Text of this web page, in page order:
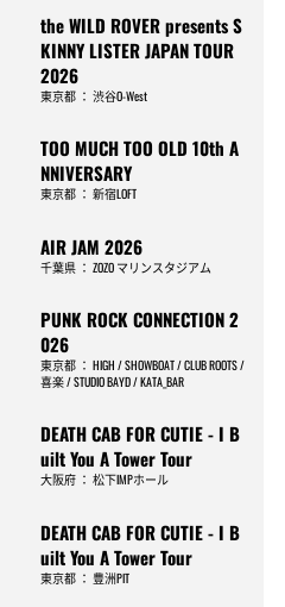
the WILD ROVER presents S
KINNY LISTER JAPAN TOUR
2026
東京都 ：渋谷O-West
TOO MUCH TOO OLD 10th A
NNIVERSARY
東京都 ：新宿LOFT
AIR JAM 2026
千葉県 ：ZOZO マリンスタジアム
PUNK ROCK CONNECTION 2
026
東京都 ：HIGH / SHOWBOAT / CLUB ROOTS /
喜楽 / STUDIO BAYD / KATA_BAR
DEATH CAB FOR CUTIE - I B
uilt You A Tower Tour
大阪府 ：松下IMPホール
DEATH CAB FOR CUTIE - I B
uilt You A Tower Tour
東京都 ：豊洲PIT